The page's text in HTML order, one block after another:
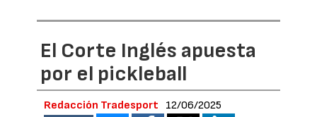
El Corte Inglés apuesta
por el pickleball
Redacción Tradesport 12/06/2025